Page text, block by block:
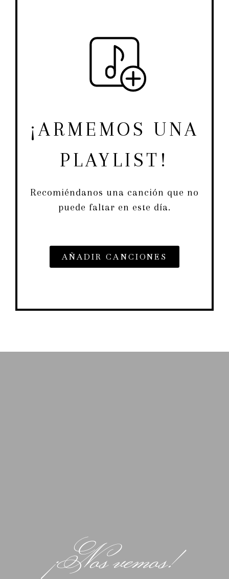
¡ARMEMOS UNA
PLAYLIST!
Recomiéndanos una canción que no
puede faltar en este día.
AÑADIR CANCIONES
¡Nos vemos!